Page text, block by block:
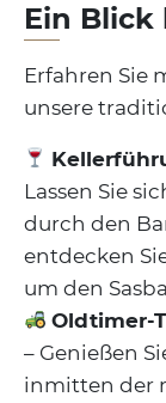
Ein Blick
Erfahren Sie
unsere
Lassen Sie
durch den
entdecken
um den
Oldtimer-
– Genießen
inmitten der